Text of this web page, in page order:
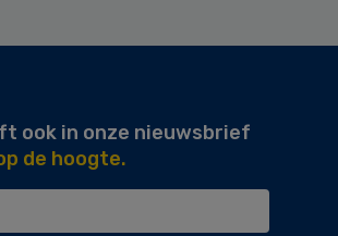
ook in onze nieuwsbrief
de hoogte.